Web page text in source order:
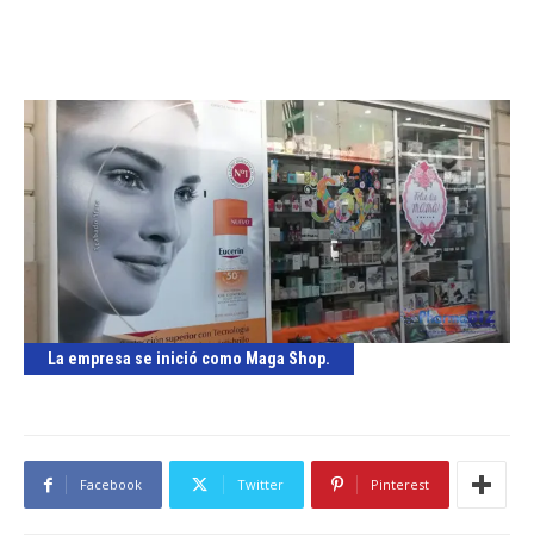
La empresa se inició como Maga Shop.
Facebook Twitter Pinterest